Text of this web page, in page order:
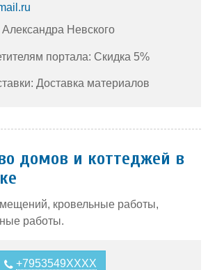
Александра Невского
портала: Скидка 5%
Доставка материалов
домов и коттеджей в
кровельные работы,
работы.
+7953549XXXX